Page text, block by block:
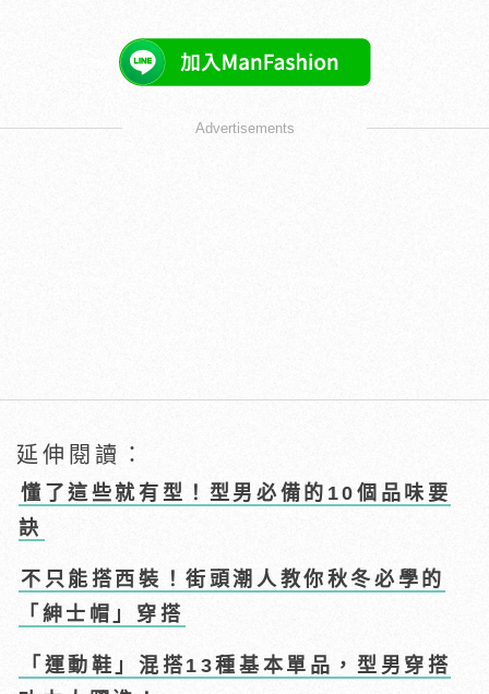
Advertisements
延伸閱讀：
懂了這些就有型！型男必備的10個品味要
訣
不只能搭西裝！街頭潮人教你秋冬必學的
「紳士帽」穿搭
「運動鞋」混搭13種基本單品，型男穿搭